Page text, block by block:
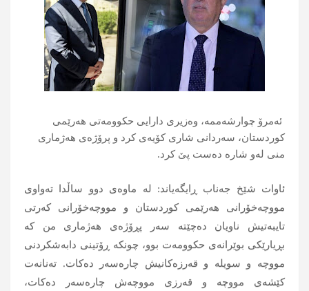
ئه‌مرۆ چوارشه‌ممه‌، وه‌زیری دارایی حكوومه‌تی هه‌رێمی
كوردستان، سه‌ردانی شاری كۆیه‌ی كرد و پرۆژه‌ی هه‌ژماری
منی له‌و شاره‌ ده‌ست پێ كرد.‌
ئاوات شێخ جه‌ناب ڕایگه‌یاند: له‌ ماوه‌ی دوو ساڵدا ته‌واوی
مووچه‌خۆرانی هه‌رێمی كوردستان و مووچه‌خۆرانی كه‌رتی
تایبه‌تیش ناویان ده‌چێته‌ سه‌ر پڕۆژه‌ی هه‌ژماری من كه‌
بڕیارێكی بوێرانه‌ی حكوومه‌ت بوو، چونكه‌ ڕۆتینی دابه‌شكردنی
مووچه‌ و سویله‌ و قه‌رزه‌كانیش چاره‌سه‌ر ده‌كات. ته‌نانه‌ت
كێشه‌ی مووچه‌ و قه‌رزی مووچه‌ش چاره‌سه‌ر دەكات،